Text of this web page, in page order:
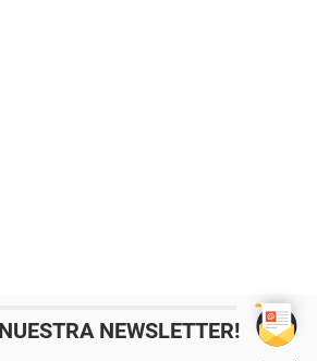
NEWSLETTER!